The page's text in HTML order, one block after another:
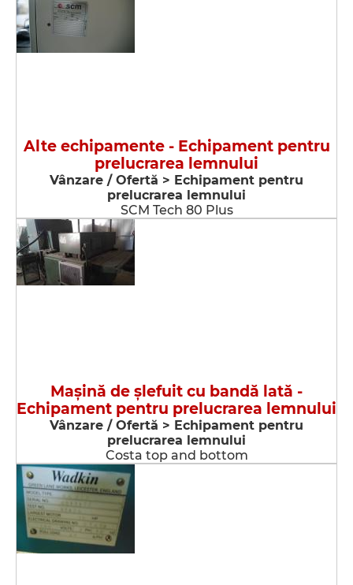
Alte echipamente - Echipament pentru
prelucrarea lemnului
Vânzare / Ofertă > Echipament pentru
prelucrarea lemnului
SCM Tech 80 Plus
Maşină de şlefuit cu bandă lată -
Echipament pentru prelucrarea lemnului
Vânzare / Ofertă > Echipament pentru
prelucrarea lemnului
Costa top and bottom